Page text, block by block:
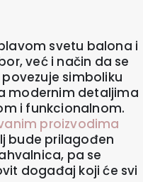
svetu balona i
već i način da se
simboliku
modernim detaljima
i funkcionalnom.
proizvodima
bude prilagođen
pa se
događaj koji će svi